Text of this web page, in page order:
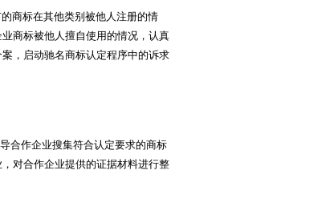
商标在其他类别被他人注册的情
商标被他人擅自使用的情况，认真
，启动驰名商标认定程序中的诉求
合作企业搜集符合认定要求的商标
对合作企业提供的证据材料进行整